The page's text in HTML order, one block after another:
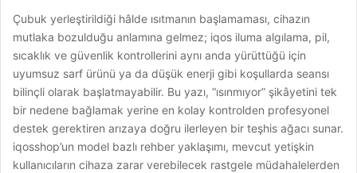
Çubuk yerleştirildiği hâlde ısıtmanın başlamaması, cihazın
mutlaka bozulduğu anlamına gelmez; iqos iluma algılama, pil,
sıcaklık ve güvenlik kontrollerini aynı anda yürüttüğü için
uyumsuz sarf ürünü ya da düşük enerji gibi koşullarda seansı
bilinçli olarak başlatmayabilir. Bu yazı, “ısınmıyor” şikâyetini tek
bir nedene bağlamak yerine en kolay kontrolden profesyonel
destek gerektiren arızaya doğru ilerleyen bir teşhis ağacı sunar.
iqosshop’un model bazlı rehber yaklaşımı, mevcut yetişkin
kullanıcıların cihaza zarar verebilecek rastgele müdahalelerden